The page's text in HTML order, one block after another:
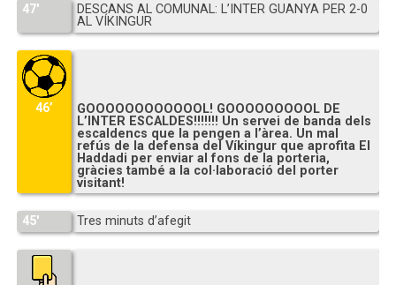
47′
DESCANS AL COMUNAL: L’INTER GUANYA PER 2-0
AL VÍKINGUR
46’
GOOOOOOOOOOOOL! GOOOOOOOOOL DE
L’INTER ESCALDES!!!!!!! Un servei de banda dels
escaldencs que la pengen a l’àrea. Un mal
refús de la defensa del Víkingur que aprofita El
Haddadi per enviar al fons de la porteria,
gràcies també a la col·laboració del porter
visitant!
45′ Tres minuts d’afegit